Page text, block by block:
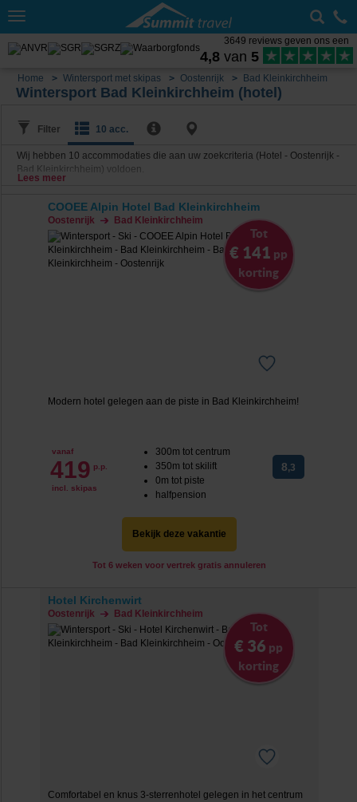
Toggle
3649 reviews geven ons een
4,8 van 5
Home Wintersport met skipas Oostenrijk Bad Kleinkirchheim
Wintersport Bad Kleinkirchheim (hotel)
Filter 10 acc.
Wij hebben 10 accommodaties die aan uw zoekcriteria (Hotel - Oostenrijk -
Bad Kleinkirchheim) voldoen.
Lees meer
COOEE Alpin Hotel Bad Kleinkirchheim
Oostenrijk Bad Kleinkirchheim
Tot
€ 141 pp
korting
Modern hotel gelegen aan de piste in Bad Kleinkirchheim!
vanaf
419 p.p.
incl. skipas
300m tot centrum
350m tot skilift
0m tot piste
halfpension
8,3
Bekijk deze vakantie
Tot 6 weken voor vertrek gratis annuleren
Hotel Kirchenwirt
Oostenrijk Bad Kleinkirchheim
Tot
€ 36 pp
korting
Comfortabel en knus 3-sterrenhotel gelegen in het centrum